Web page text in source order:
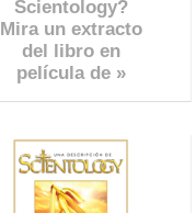
Scientology?
Mira un extracto
del libro en
película de »